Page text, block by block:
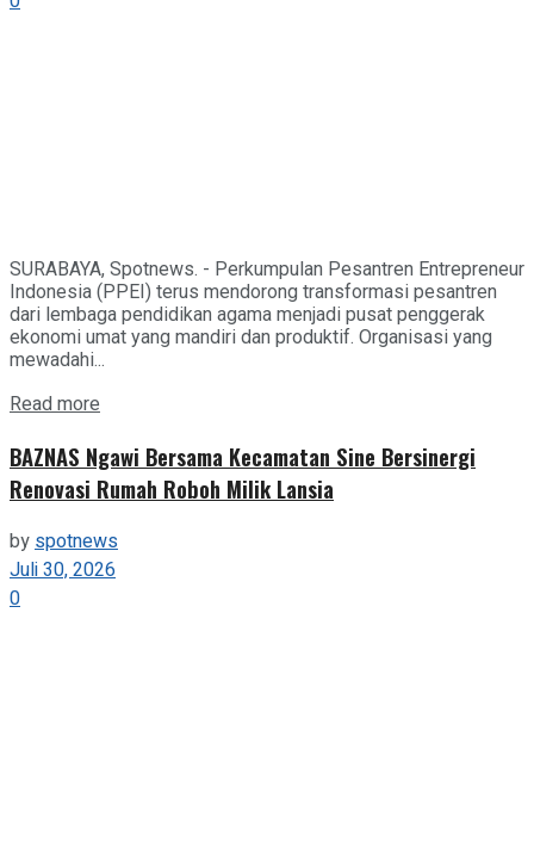
SURABAYA, Spotnews. - Perkumpulan Pesantren Entrepreneur
Indonesia (PPEI) terus mendorong transformasi pesantren
dari lembaga pendidikan agama menjadi pusat penggerak
ekonomi umat yang mandiri dan produktif. Organisasi yang
mewadahi...
Read more
BAZNAS Ngawi Bersama Kecamatan Sine Bersinergi
Renovasi Rumah Roboh Milik Lansia
byspotnews
Juli 30, 2026
0